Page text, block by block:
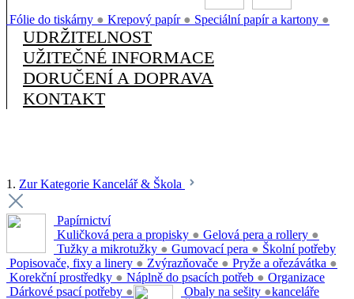
Fólie do tiskárny ● Krepový papír ● Speciální papír a kartony ●
UDRŽITELNOST
UŽITEČNÉ INFORMACE
DORUČENÍ A DOPRAVA
KONTAKT
1. Zur Kategorie Kancelář & Škola
Papírnictví
Kuličková pera a propisky ● Gelová pera a rollery ●
Tužky a mikrotužky ● Gumovací pera ●
Popisovače, fixy a linery ● Zvýrazňovače ● Pryže a ořezávátka ●
Korekční prostředky ● Náplně do psacích potřeb ●
Dárkové psací potřeby ●
Školní potřeby
Obaly na sešity ●
Organizace
kanceláře